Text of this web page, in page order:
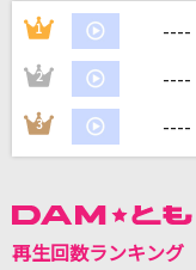
カ
1 ----
2 ----
3 ----
再生回数ランキング